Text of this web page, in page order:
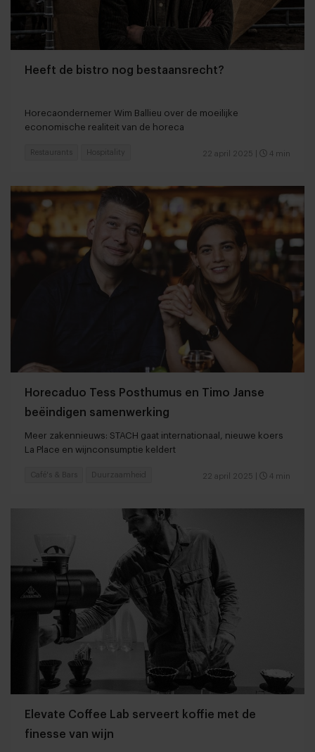
Heeft de bistro nog bestaansrecht?
Horecaondernemer Wim Ballieu over de moeilijke
economische realiteit van de horeca
22 april 2025 4 min
Restaurants Hospitality
Horecaduo Tess Posthumus en Timo Janse
beëindigen samenwerking
Meer zakennieuws: STACH gaat internationaal, nieuwe koers
La Place en wijnconsumptie keldert
22 april 2025 4 min
Café's & Bars Duurzaamheid
Elevate Coffee Lab serveert koffie met de
finesse van wijn